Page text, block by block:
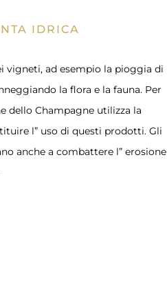
IDRICA
ad esempio la pioggia di
la flora e la fauna. Per
dello Champagne utilizza la
l” uso di questi prodotti. Gli
anche a combattere l” erosione